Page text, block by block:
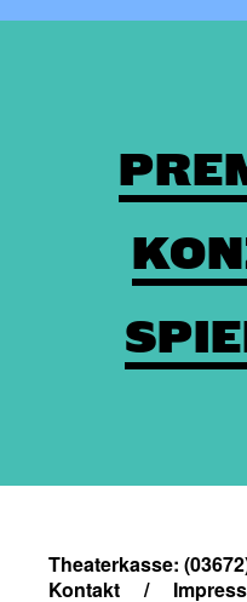
Theaterkasse:
Kontakt
/